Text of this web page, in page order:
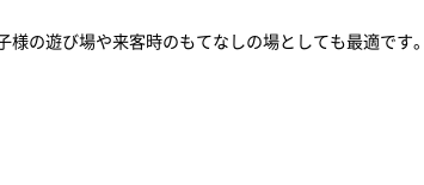
の遊び場や来客時のもてなしの場としても最適です。